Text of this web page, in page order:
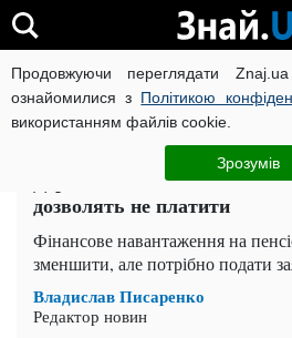
Продовжуючи переглядати
ознайомилися з Політикою
використанням файлів cookie.
Зрозумів
ВІЙНА РОСІЇ ПРОТИ УКРАЇНИ
Держава зглянеться над
дозволять не платити
Фінансове навантаження на
зменшити, але потрібно подати
Владислав Писаренко
Редактор новин